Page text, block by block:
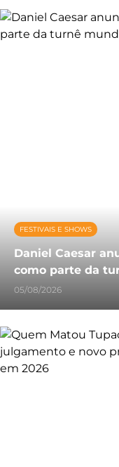
FESTIVAIS E SHOWS
Daniel Caesar
como parte da
05/08/2026